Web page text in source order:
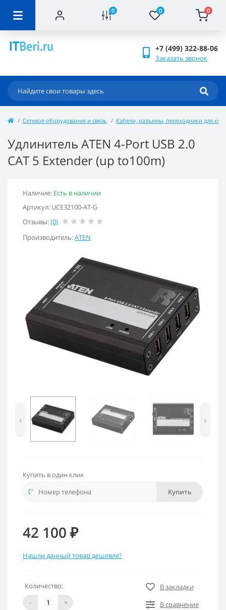
0 0 0
+7 (499) 322-88-06
Заказать звонок
Сетевое оборудование и связь Кабели, разъемы, переходники для
Удлинитель ATEN 4-Port USB 2.0
CAT 5 Extender (up to100m)
Наличие: Есть в наличии
Артикул: UCE32100-AT-G
Отзывы:(0)
Производитель:ATEN
‹ ›
Купить в один клик
Купить
42 100 ₽
Нашли данный товар дешевле?
Количество:
-
+
В закладки
В сравнение